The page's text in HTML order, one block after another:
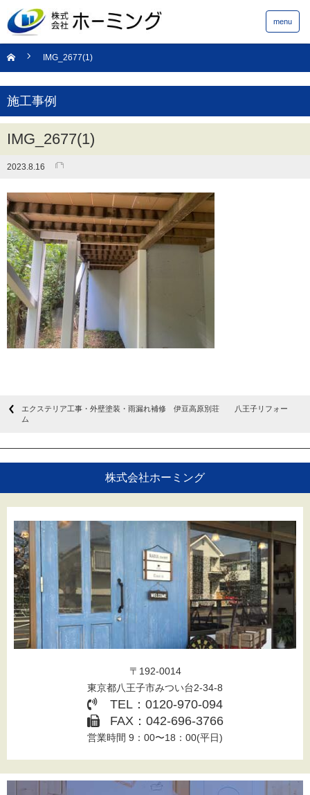
menu
IMG_2677(1)
施工事例
IMG_2677(1)
2023.8.16
エクステリア工事・外壁塗装・雨漏れ補修 伊豆高原別荘 八王子リフォー
ム
株式会社ホーミング
〒192-0014
東京都八王子市みつい台2-34-8
TEL：0120-970-094
FAX：042-696-3766
営業時間 9：00〜18：00(平日)